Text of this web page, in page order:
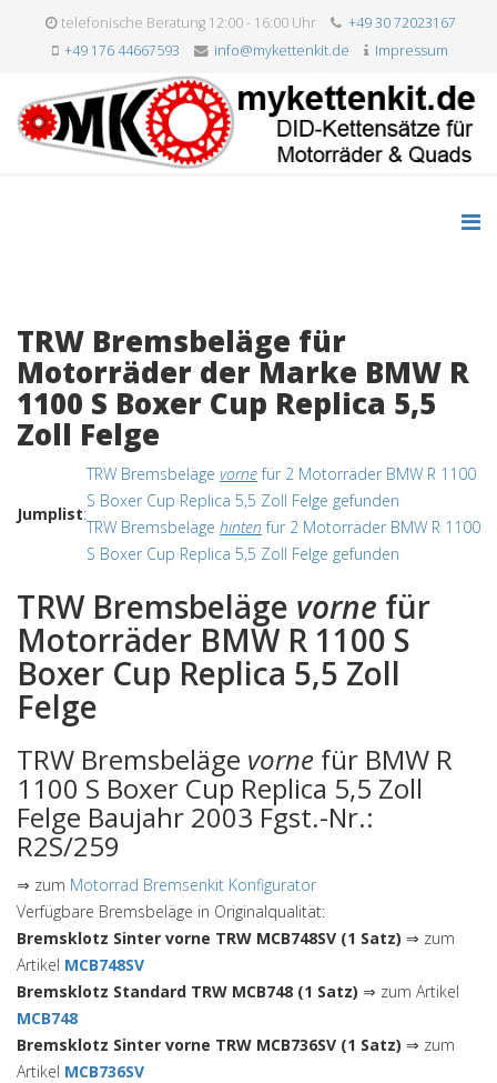
telefonische Beratung 12:00 - 16:00 Uhr
+49 30 72023167
+49 176 44667593
info@mykettenkit.de Impressum
TRW Bremsbeläge für
Motorräder der Marke BMW R
1100 S Boxer Cup Replica 5,5
Zoll Felge
Jumplist:
TRW Bremsbeläge vornefür 2 Motorräder BMW R 1100
S Boxer Cup Replica 5,5 Zoll Felge gefunden
TRW Bremsbeläge hinten für 2 Motorräder BMW R 1100
S Boxer Cup Replica 5,5 Zoll Felge gefunden
TRW Bremsbeläge vorne für
Motorräder BMW R 1100 S
Boxer Cup Replica 5,5 Zoll
Felge
TRW Bremsbeläge vorne für BMW R
1100 S Boxer Cup Replica 5,5 Zoll
Felge Baujahr 2003 Fgst.-Nr.:
R2S/259
⇒ zum Motorrad Bremsenkit Konfigurator
Verfügbare Bremsbeläge in Originalqualität:
Bremsklotz Sinter vorne TRW MCB748SV (1 Satz) ⇒ zum
Artikel MCB748SV
Bremsklotz Standard TRW MCB748 (1 Satz) ⇒ zum Artikel
MCB748
Bremsklotz Sinter vorne TRW MCB736SV (1 Satz) ⇒ zum
Artikel MCB736SV